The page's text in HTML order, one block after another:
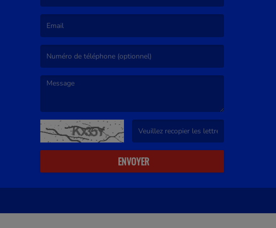
ENVOYER